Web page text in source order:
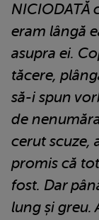
NICIODATĂ
eram lângă
asupra ei.
tăcere,
să-i spun
de
cerut scuze,
promis că
fost. Dar
lung și greu.